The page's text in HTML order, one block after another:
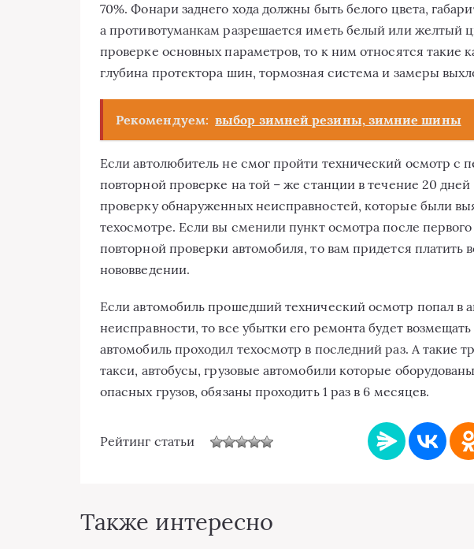
70%. Фонари заднего хода должны быть белого цвета,
а противотуманкам разрешается иметь белый или желтый
проверке основных параметров, то к ним относятся такие
глубина протектора шин, тормозная система и замеры
Рекомендуем: выбор зимней резины, зимние шины
Если автолюбитель не смог пройти технический осмотр с
повторной проверке на той – же станции в течение 20 дней
проверку обнаруженных неисправностей, которые были
техосмотре. Если вы сменили пункт осмотра после
повторной проверки автомобиля, то вам придется платить
нововведении.
Если автомобиль прошедший технический осмотр попал в
неисправности, то все убытки его ремонта будет
автомобиль проходил техосмотр в последний раз. А такие
такси, автобусы, грузовые автомобили которые
опасных грузов, обязаны проходить 1 раз в 6 месяцев.
Рейтинг статьи
Также интересно